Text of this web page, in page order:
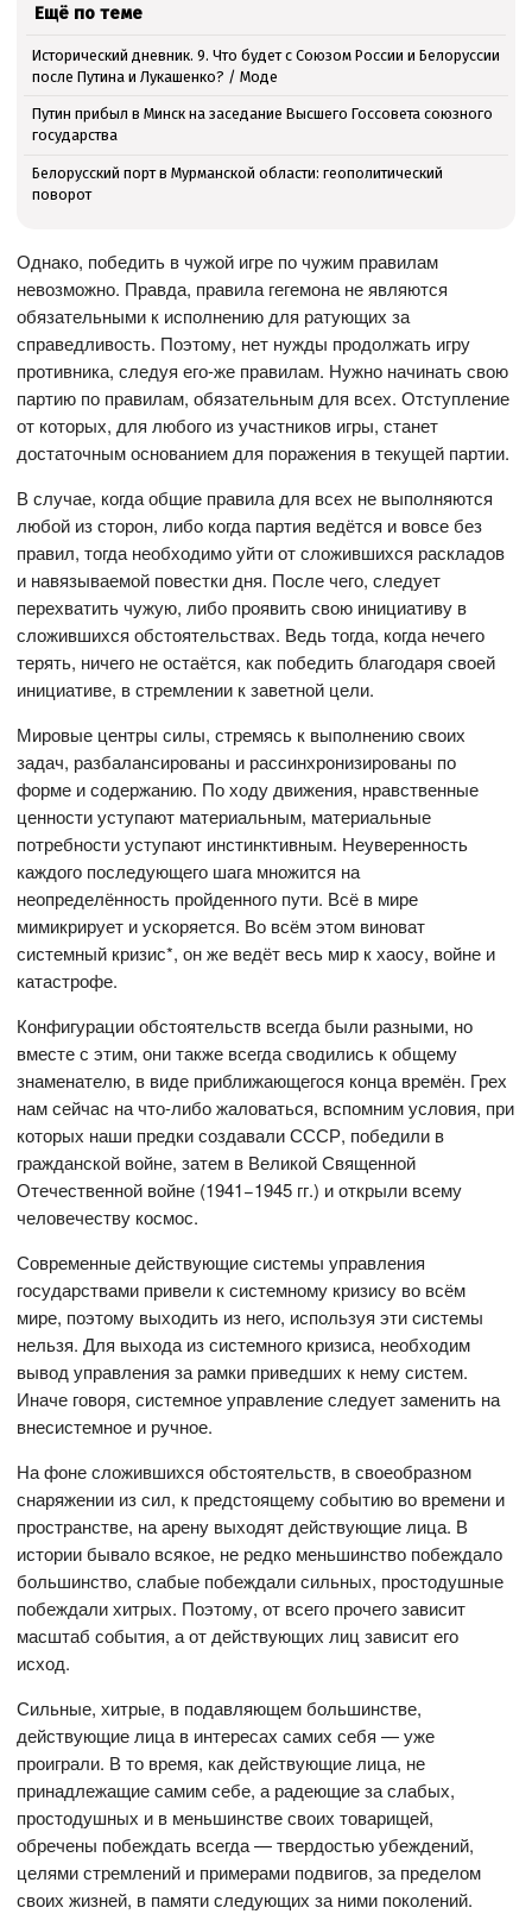
Ещё по теме
Исторический дневник. 9. Что будет с Союзом России и Белоруссии
после Путина и Лукашенко? / Моде
Путин прибыл в Минск на заседание Высшего Госсовета союзного
государства
Белорусский порт в Мурманской области: геополитический
поворот
Однако, победить в чужой игре по чужим правилам
невозможно. Правда, правила гегемона не являются
обязательными к исполнению для ратующих за
справедливость. Поэтому, нет нужды продолжать игру
противника, следуя его-же правилам. Нужно начинать свою
партию по правилам, обязательным для всех. Отступление
от которых, для любого из участников игры, станет
достаточным основанием для поражения в текущей партии.
В случае, когда общие правила для всех не выполняются
любой из сторон, либо когда партия ведётся и вовсе без
правил, тогда необходимо уйти от сложившихся раскладов
и навязываемой повестки дня. После чего, следует
перехватить чужую, либо проявить свою инициативу в
сложившихся обстоятельствах. Ведь тогда, когда нечего
терять, ничего не остаётся, как победить благодаря своей
инициативе, в стремлении к заветной цели.
Мировые центры силы, стремясь к выполнению своих
задач, разбалансированы и рассинхронизированы по
форме и содержанию. По ходу движения, нравственные
ценности уступают материальным, материальные
потребности уступают инстинктивным. Неуверенность
каждого последующего шага множится на
неопределённость пройденного пути. Всё в мире
мимикрирует и ускоряется. Во всём этом виноват
системный кризис*, он же ведёт весь мир к хаосу, войне и
катастрофе.
Конфигурации обстоятельств всегда были разными, но
вместе с этим, они также всегда сводились к общему
знаменателю, в виде приближающегося конца времён. Грех
нам сейчас на что-либо жаловаться, вспомним условия, при
которых наши предки создавали СССР, победили в
гражданской войне, затем в Великой Священной
Отечественной войне (1941−1945 гг.) и открыли всему
человечеству космос.
Современные действующие системы управления
государствами привели к системному кризису во всём
мире, поэтому выходить из него, используя эти системы
нельзя. Для выхода из системного кризиса, необходим
вывод управления за рамки приведших к нему систем.
Иначе говоря, системное управление следует заменить на
внесистемное и ручное.
На фоне сложившихся обстоятельств, в своеобразном
снаряжении из сил, к предстоящему событию во времени и
пространстве, на арену выходят действующие лица. В
истории бывало всякое, не редко меньшинство побеждало
большинство, слабые побеждали сильных, простодушные
побеждали хитрых. Поэтому, от всего прочего зависит
масштаб события, а от действующих лиц зависит его
исход.
Сильные, хитрые, в подавляющем большинстве,
действующие лица в интересах самих себя — уже
проиграли. В то время, как действующие лица, не
принадлежащие самим себе, а радеющие за слабых,
простодушных и в меньшинстве своих товарищей,
обречены побеждать всегда — твердостью убеждений,
целями стремлений и примерами подвигов, за пределом
своих жизней, в памяти следующих за ними поколений.